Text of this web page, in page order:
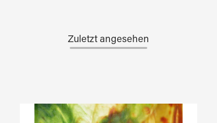
Zuletzt angesehen
Produktgalerie überspringen